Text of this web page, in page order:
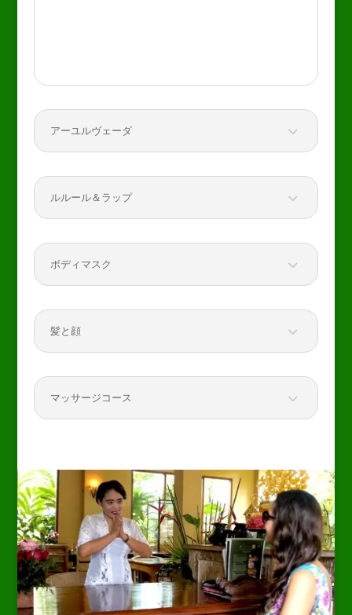
アーユルヴェーダ
ルルール＆ラップ
ボディマスク
髪と顔
マッサージコース